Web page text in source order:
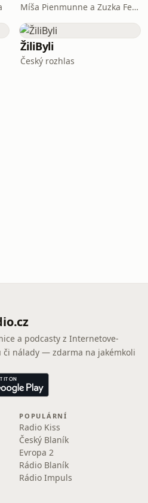
Míša Pienmunne a Zuzka Fejfarová
ŽiliByli
Český rozhlas
a podcasty z Internetove-
či nálady — zdarma na jakémkoli
POPULÁRNÍ
Radio Kiss
Český Blaník
Evropa 2
Rádio Blaník
Rádio Impuls